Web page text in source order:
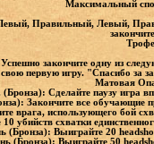
Максимальный
Правильный, Левый,
Успешно закончите одну из
игру. "Спасибо за
Матовая
(Бронза): Сделайте паузу игра
Закончите все
врага, использующего бой
убийств схватки
(Бронза): Выиграйте 20
(Бронза): Выиграйте 50